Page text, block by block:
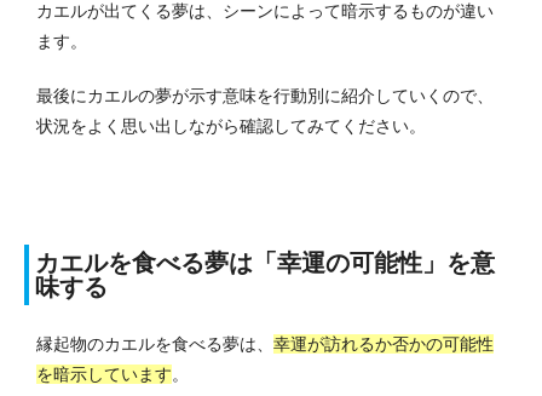
カエルが出てくる夢は、シーンによって暗示するものが違い
ます。
最後にカエルの夢が示す意味を行動別に紹介していくので、
状況をよく思い出しながら確認してみてください。
カエルを食べる夢は「幸運の可能性」を意
味する
縁起物のカエルを食べる夢は、 幸運が訪れるか否かの可能性
を暗示しています。